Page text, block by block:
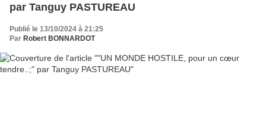
par Tanguy PASTUREAU
Publié le 13/10/2024 à 21:25
Par Robert BONNARDOT